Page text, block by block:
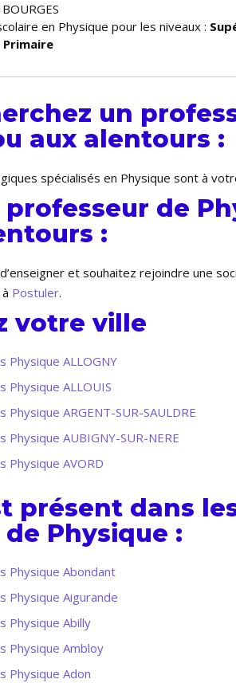
en Physique pour les niveaux :
Primaire
un
aux alentours :
spécialisés en Physique sont à
professeur de
:
et souhaitez rejoindre une
Postuler.
votre ville
Physique ALLOGNY
Physique ALLOUIS
Physique ARGENT-SUR-SAULDRE
Physique AUBIGNY-SUR-NERE
Physique AVORD
présent dans
Physique :
Physique Abondant
Physique Aigurande
Physique Abilly
Physique Ambloy
Physique Adon